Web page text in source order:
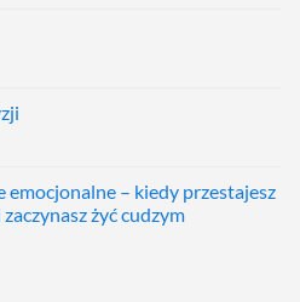
emocjonalne – kiedy przestajesz
żyć cudzym